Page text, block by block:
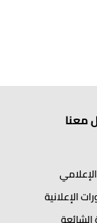
معنا
الإعلانية